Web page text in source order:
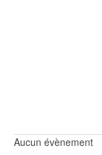
Aucun évènement